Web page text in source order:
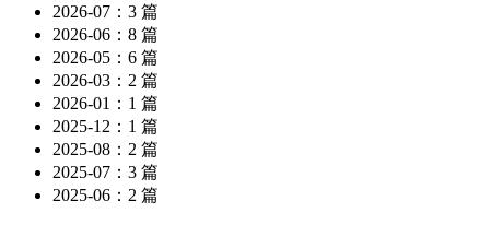
2026-07：3 篇
2026-06：8 篇
2026-05：6 篇
2026-03：2 篇
2026-01：1 篇
2025-12：1 篇
2025-08：2 篇
2025-07：3 篇
2025-06：2 篇